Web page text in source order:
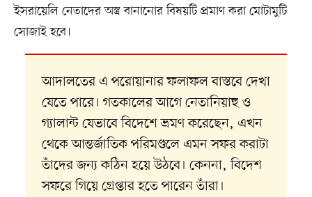
ইসরায়েলি নেতাদের অস্ত্র বানানোর বিষয়টি প্রমাণ করা মোটামুটি
সোজাই হবে।
আদালতের এ পরোয়ানার ফলাফল বাস্তবে দেখা
যেতে পারে। গতকালের আগে নেতানিয়াহু ও
গ্যালান্ট যেভাবে বিদেশে ভ্রমণ করেছেন, এখন
থেকে আন্তর্জাতিক পরিমণ্ডলে এমন সফর করাটা
তাঁদের জন্য কঠিন হয়ে উঠবে। কেননা, বিদেশ
সফরে গিয়ে গ্রেপ্তার হতে পারেন তাঁরা।